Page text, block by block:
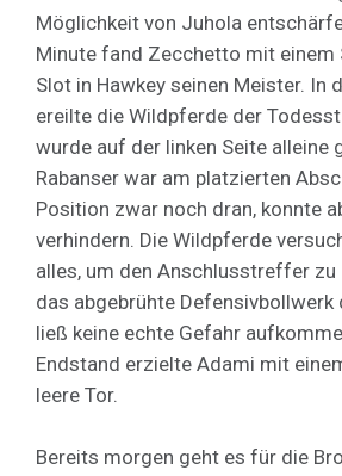
Möglichkeit von Juhola
Minute fand Zecchetto mit einem
Slot in Hawkey seinen Meister. In
ereilte die Wildpferde der
wurde auf der linken Seite alleine
Rabanser war am platzierten
Position zwar noch dran, konnte
verhindern. Die Wildpferde
alles, um den Anschlusstreffer zu
das abgebrühte Defensivbollwerk
ließ keine echte Gefahr
Endstand erzielte Adami mit
leere Tor.
Bereits morgen geht es für die